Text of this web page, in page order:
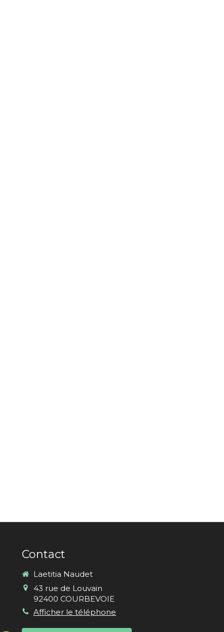
Contact
Laetitia Naudet
43 rue de Louvain
92400 COURBEVOIE
Afficher le téléphone